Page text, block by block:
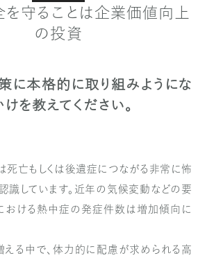
守ることは企業価値向上
の投資
に本格的に取り組みようにな
を教えてください。
死亡もしくは後遺症につながる非常に怖
識しています。近年の気候変動などの要
おける熱中症の発症件数は増加傾向に
える中で、体力的に配慮が求められる高